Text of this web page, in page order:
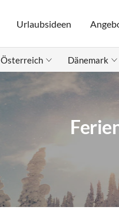
Urlaubsideen
Österreich Dänemark